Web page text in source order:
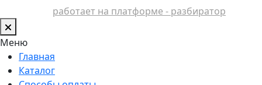
работает на платформе - разбиратор
Меню
Главная
Каталог